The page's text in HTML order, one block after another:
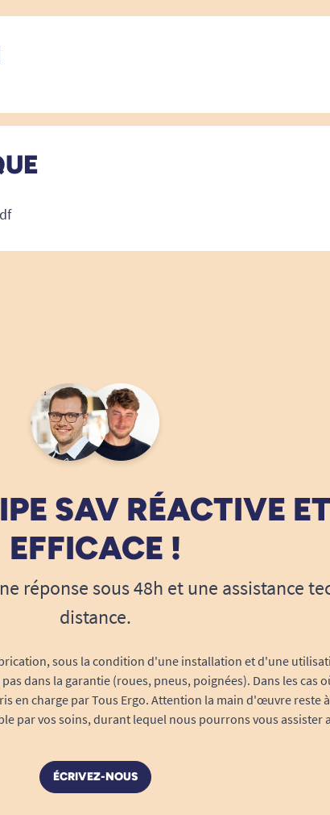
SAV RÉACTIVE ET
EFFICACE !
réponse sous 48h et une assistance
distance.
sous la condition d'une installation et d'une
dans la garantie (roues, pneus, poignées). Dans les cas
en charge par Tous Ergo. Attention la main d'œuvre reste
par vos soins, durant lequel nous pourrons vous assister
ÉCRIVEZ-NOUS